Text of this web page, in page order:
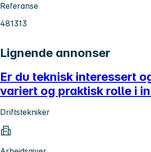
Referanse
481313
Lignende annonser
Er du teknisk interessert
variert og praktisk rolle i
Driftstekniker